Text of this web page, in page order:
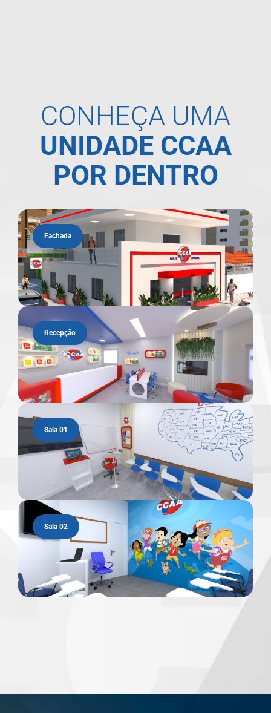
CONHEÇA UMA
UNIDADE CCAA
POR DENTRO
Fachada
Recepção
Sala 01
Sala 02